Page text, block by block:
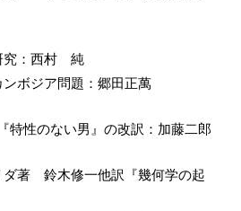
究：西村 純
ボジア問題：郷田正萬
特性のない男』の改訳：加藤二郎
ダ著 鈴木修一他訳『幾何学の起